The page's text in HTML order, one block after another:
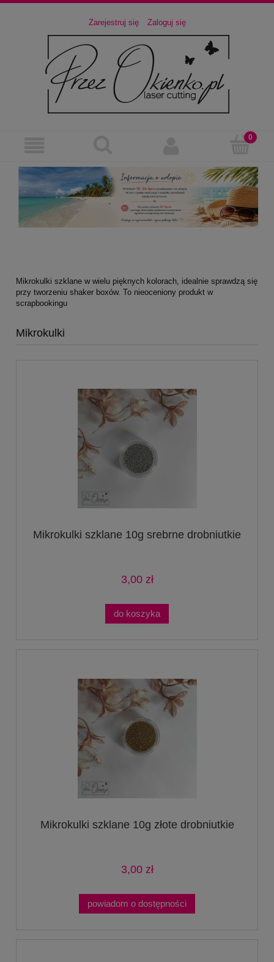
Zarejestruj się Zaloguj się
Mikrokulki szklane w wielu pięknych kolorach, idealnie sprawdzą się
przy tworzeniu shaker boxów. To nieoceniony produkt w
scrapbookingu
Mikrokulki
Mikrokulki szklane 10g srebrne drobniutkie
3,00 zł
do koszyka
Mikrokulki szklane 10g złote drobniutkie
3,00 zł
powiadom o dostępności